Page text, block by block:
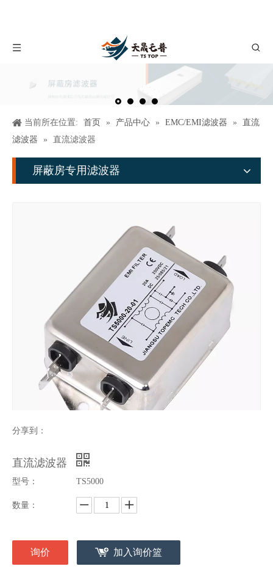
当前所在位置: 首页 » 产品中心 » EMC/EMI滤波器 »
直流
滤波器
» 直流滤波器
屏蔽房专用滤波器
分享到：
直流滤波器
型号： TS5000
数量：
询价 加入询价篮